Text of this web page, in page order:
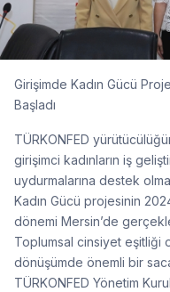
Girişimde Kadın Gücü
Başladı
TÜRKONFED
girişimci kadınların iş
uydurmalarına destek
Kadın Gücü projesinin
dönemi Mersin’de
Toplumsal cinsiyet eşitliği
dönüşümde önemli bir
TÜRKONFED Yönetim